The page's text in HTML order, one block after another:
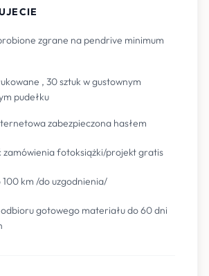
zgrane na pendrive minimum
, 30 sztuk w gustownym
pudełku
zabezpieczona hasłem
zamówienia fotoksiążki/projekt gratis
100 km /do uzgodnienia/
gotowego materiału do 60 dni